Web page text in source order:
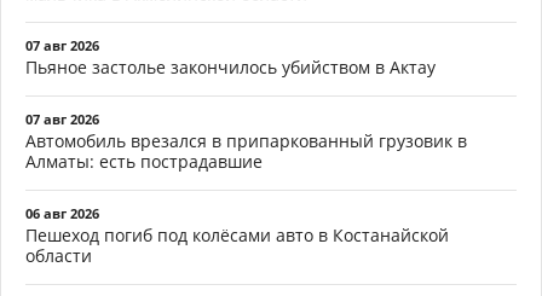
07 авг 2026
Пьяное застолье закончилось убийством в Актау
07 авг 2026
Автомобиль врезался в припаркованный грузовик в
Алматы: есть пострадавшие
06 авг 2026
Пешеход погиб под колёсами авто в Костанайской
области